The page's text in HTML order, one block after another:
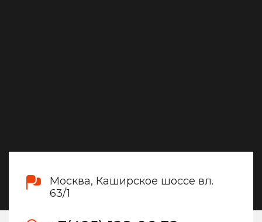
Москва, Каширское шоссе вл.
63/1